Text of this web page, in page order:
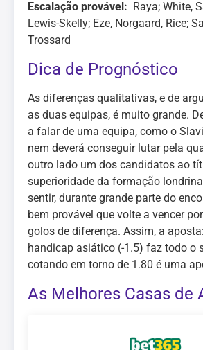
Escalação provável: Raya; White,
Lewis-Skelly; Eze, Norgaard, Rice;
Trossard
Dica de Prognóstico
As diferenças qualitativas, e de
as duas equipas, é muito grande.
a falar de uma equipa, como o
nem deverá conseguir lutar pela
outro lado um dos candidatos ao
superioridade da formação
sentir, durante grande parte do
bem provável que volte a vencer
golos de diferença. Assim, a
handicap asiático (-1.5) faz todo o
cotando em torno de 1.80 é uma
As Melhores Casas de